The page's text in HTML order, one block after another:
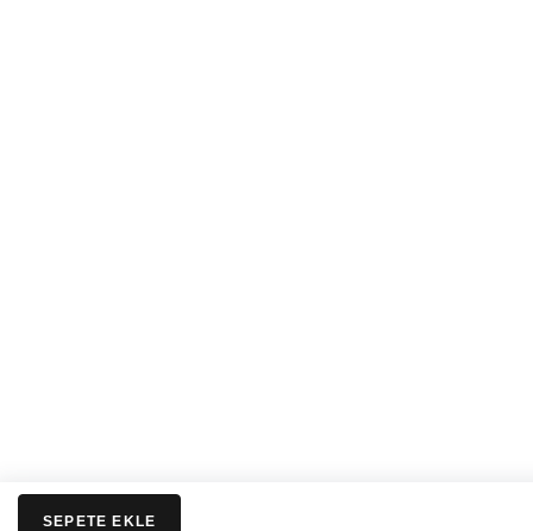
SEPETE EKLE